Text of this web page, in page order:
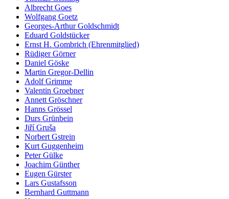
Albrecht Goes
Wolfgang Goetz
Georges-Arthur Goldschmidt
Eduard Goldstücker
Ernst H. Gombrich (Ehrenmitglied)
Rüdiger Görner
Daniel Göske
Martin Gregor-Dellin
Adolf Grimme
Valentin Groebner
Annett Gröschner
Hanns Grössel
Durs Grünbein
Jiří Gruša
Norbert Gstrein
Kurt Guggenheim
Peter Gülke
Joachim Günther
Eugen Gürster
Lars Gustafsson
Bernhard Guttmann